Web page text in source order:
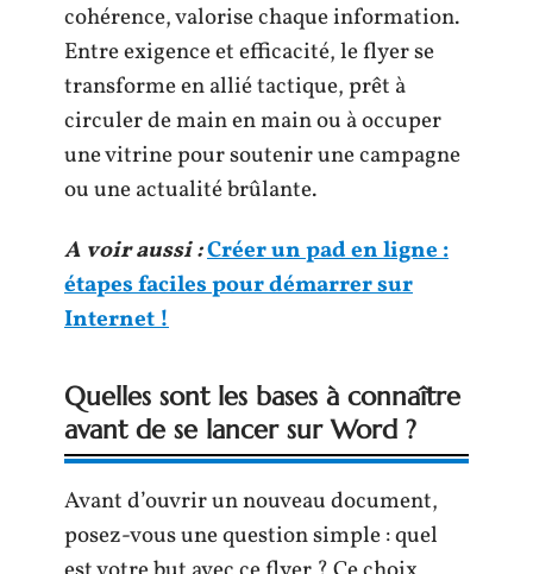
cohérence, valorise chaque information.
Entre exigence et efficacité, le flyer se
transforme en allié tactique, prêt à
circuler de main en main ou à occuper
une vitrine pour soutenir une campagne
ou une actualité brûlante.
A voir aussi :Créer un pad en ligne :
étapes faciles pour démarrer sur
Internet !
Quelles sont les bases à connaître
avant de se lancer sur Word ?
Avant d’ouvrir un nouveau document,
posez-vous une question simple : quel